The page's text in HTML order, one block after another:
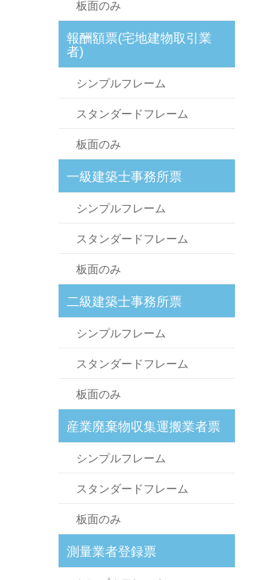
板面のみ
報酬額票(宅地建物取引業
者)
シンプルフレーム
スタンダードフレーム
板面のみ
一級建築士事務所票
シンプルフレーム
スタンダードフレーム
板面のみ
二級建築士事務所票
シンプルフレーム
スタンダードフレーム
板面のみ
産業廃棄物収集運搬業者票
シンプルフレーム
スタンダードフレーム
板面のみ
測量業者登録票